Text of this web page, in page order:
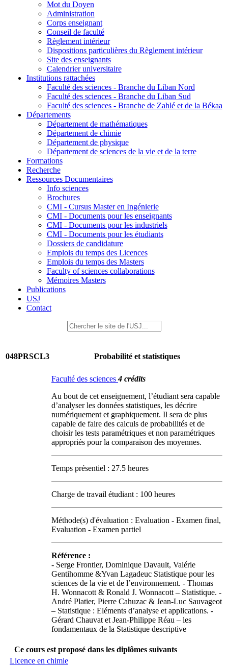
Mot du Doyen
Administration
Corps enseignant
Conseil de faculté
Règlement intérieur
Dispositions particulières du Règlement intérieur
Site des enseignants
Calendrier universitaire
Institutions rattachées
Faculté des sciences - Branche du Liban Nord
Faculté des sciences - Branche du Liban Sud
Faculté des sciences - Branche de Zahlé et de la Békaa
Départements
Département de mathématiques
Département de chimie
Département de physique
Département de sciences de la vie et de la terre
Formations
Recherche
Ressources Documentaires
Info sciences
Brochures
CMI - Cursus Master en Ingénierie
CMI - Documents pour les enseignants
CMI - Documents pour les industriels
CMI - Documents pour les étudiants
Dossiers de candidature
Emplois du temps des Licences
Emplois du temps des Masters
Faculty of sciences collaborations
Mémoires Masters
Publications
USJ
Contact
048PRSCL3 Probabilité et statistiques
Faculté des sciences4 crédits
Au bout de cet enseignement, l’étudiant sera capable
d’analyser les données statistiques, les décrire
numériquement et graphiquement. Il sera de plus
capable de faire des calculs de probabilités et de
choisir les tests paramétriques et non paramétriques
appropriés pour la comparaison des moyennes.
Temps présentiel : 27.5 heures
Charge de travail étudiant : 100 heures
Méthode(s) d'évaluation : Evaluation - Examen final,
Evaluation - Examen partiel
Référence :
- Serge Frontier, Dominique Davault, Valérie
Gentihomme &Yvan Lagadeuc Statistique pour les
sciences de la vie et de l’environnement. - Thomas
H. Wonnacott & Ronald J. Wonnacott – Statistique. -
André Platier, Pierre Cahuzac & Jean-Luc Sauvageot
– Statistique : Eléments d’analyse et applications. -
Gérard Chauvat et Jean-Philippe Réau – les
fondamentaux de la Statistique descriptive
Ce cours est proposé dans les diplômes suivants
Licence en chimie